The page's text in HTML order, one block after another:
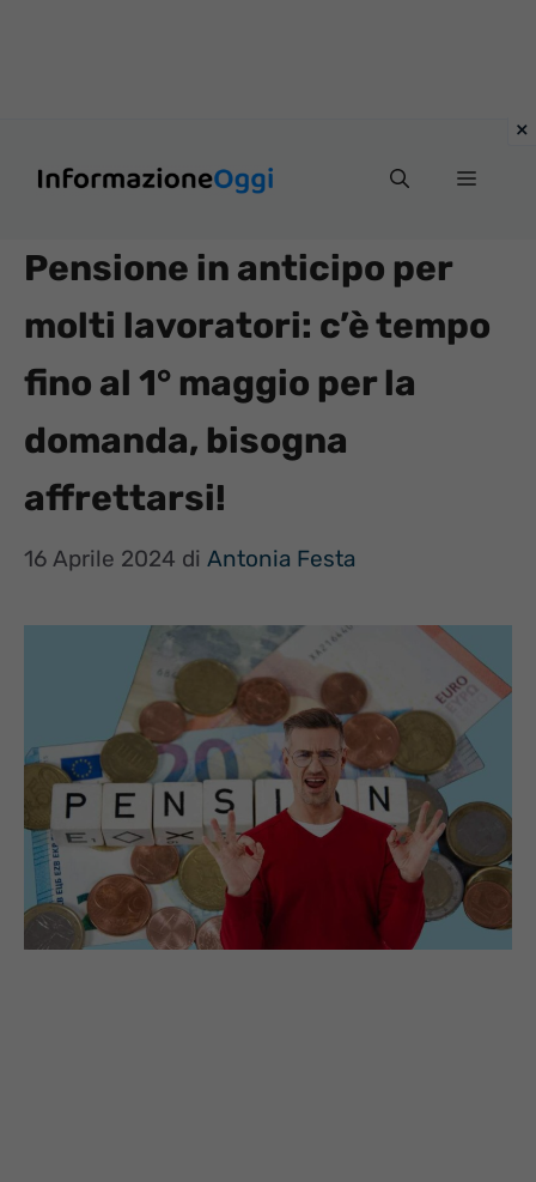
Menu
Pensione in anticipo per
molti lavoratori: c’è tempo
fino al 1° maggio per la
domanda, bisogna
affrettarsi!
16 Aprile 2024 di Antonia Festa